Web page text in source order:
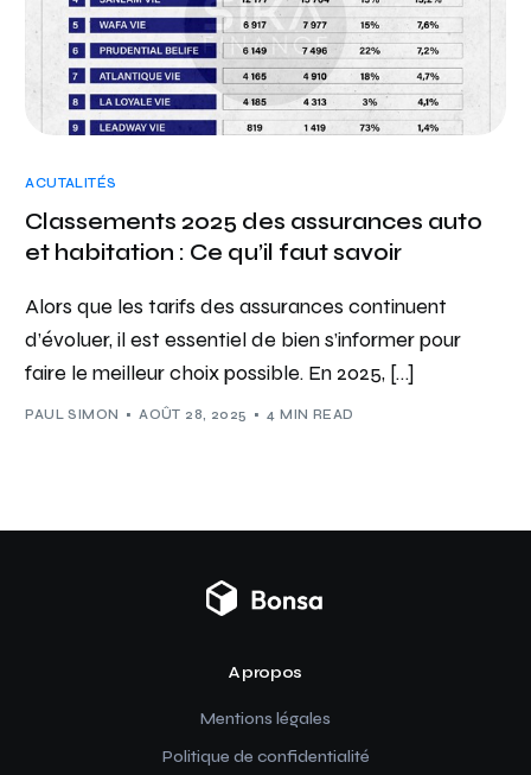
ACUTALITÉS
Classements 2025 des assurances auto
et habitation : Ce qu’il faut savoir
Alors que les tarifs des assurances continuent
d’évoluer, il est essentiel de bien s’informer pour
faire le meilleur choix possible. En 2025, […]
PAUL SIMON AOÛT 28, 2025 4 MIN READ
A propos
Mentions légales
Politique de confidentialité